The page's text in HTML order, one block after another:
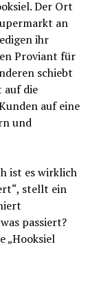
Der Ort
an
ihr
Proviant für
schiebt
auf die
auf eine
und
ist es wirklich
stellt ein
passiert?
„Hooksiel